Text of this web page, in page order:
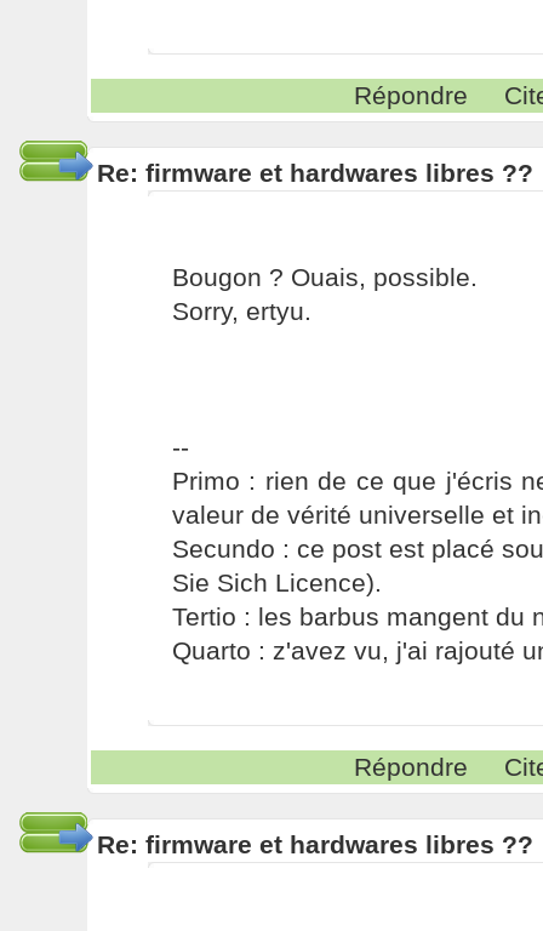
Répondre
Re: firmware et hardwares libres ??
Bougon ? Ouais, possible.
Sorry, ertyu.
--
Primo : rien de ce que j'écris
valeur de vérité universelle et
Secundo : ce post est placé
Sie Sich Licence).
Tertio : les barbus mangent du
Quarto : z'avez vu, j'ai rajouté
Répondre
Re: firmware et hardwares libres ??